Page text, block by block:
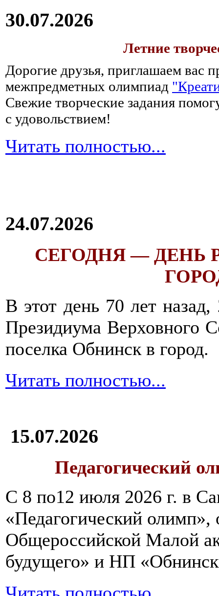
30.07.2026
Летние
Дорогие друзья, приглашаем вас
межпредметных олимпиад
Свежие творческие задания
с удовольствием!
Читать полностью...
24.07.2026
СЕГОДНЯ — ДЕНЬ
В этот день 70 лет
Президиума Верховного
поселка Обнинск в город.
Читать полностью...
15.07.2026
Педагогический
С 8 по12 июля 2026 г. в
«Педагогический олимп»,
Общероссийской Малой
будущего» и НП